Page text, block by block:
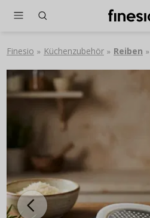
Finesio » Küchenzubehör » Reiben »